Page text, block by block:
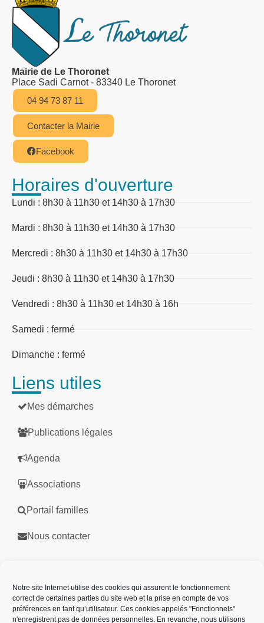
Notre site Internet utilise des cookies qui assurent le fonctionnement
correct de certaines parties du site web et la prise en compte de vos
préférences en tant qu’utilisateur. Ces cookies appelés "Fonctionnels"
n'enregistrent pas de données personnelles. En revanche, nous utilisons
Mairie de Le Thoronet
Place Sadi Carnot - 83340 Le Thoronet
04 94 73 87 11
Contacter la Mairie
Facebook
Horaires d'ouverture
Lundi : 8h30 à 11h30 et 14h30 à 17h30
Mardi : 8h30 à 11h30 et 14h30 à 17h30
Mercredi : 8h30 à 11h30 et 14h30 à 17h30
Jeudi : 8h30 à 11h30 et 14h30 à 17h30
Vendredi : 8h30 à 11h30 et 14h30 à 16h
Samedi : fermé
Dimanche : fermé
Liens utiles
Mes démarches
Publications légales
Agenda
Associations
Portail familles
Nous contacter